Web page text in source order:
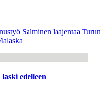
Salminen laajentaa Turun
edelleen